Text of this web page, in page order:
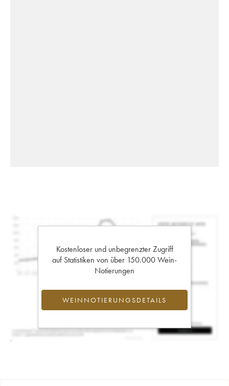
Kostenloser und unbegrenzter Zugriff
auf Statistiken von über 150.000 Wein-
Notierungen
WEINNOTIERUNGSDETAILS